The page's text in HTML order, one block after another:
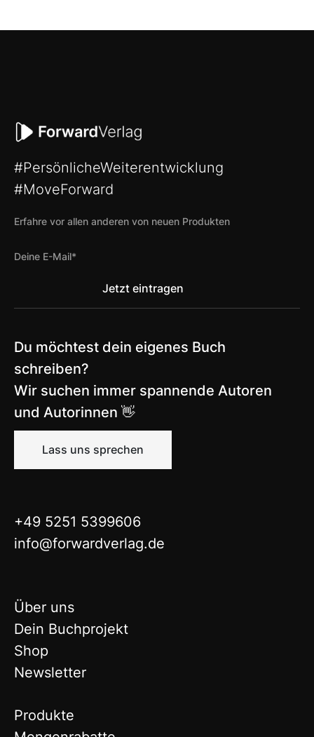
#PersönlicheWeiterentwicklung
#MoveForward
Erfahre vor allen anderen von neuen Produkten
Du möchtest dein eigenes Buch
schreiben?
Wir suchen immer spannende Autoren
und Autorinnen 👋
Lass uns sprechen
+49 5251 5399606
info@forwardverlag.de
Über uns
Dein Buchprojekt
Shop
Newsletter
Produkte